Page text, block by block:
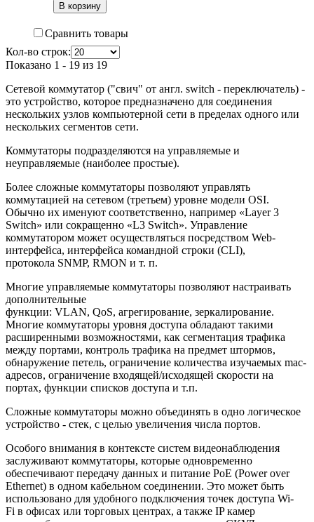
Сравнить товары
Кол-во строк:
Показано 1 - 19 из 19
Сетевой коммутатор ("свич" от англ. switch - переключатель) -
это устройство, которое предназначено для соединения
нескольких узлов компьютерной сети в пределах одного или
нескольких сегментов сети.
Коммутаторы подразделяются на управляемые и
неуправляемые (наиболее простые).
Более сложные коммутаторы позволяют управлять
коммутацией на сетевом (третьем) уровне модели OSI.
Обычно их именуют соответственно, например «Layer 3
Switch» или сокращенно «L3 Switch». Управление
коммутатором может осуществляться посредством Web-
интерфейса, интерфейса командной строки (CLI),
протокола SNMP, RMON и т. п.
Многие управляемые коммутаторы позволяют настраивать
дополнительные
функции: VLAN, QoS, агрегирование, зеркалирование.
Многие коммутаторы уровня доступа обладают такими
расширенными возможностями, как сегментация трафика
между портами, контроль трафика на предмет штормов,
обнаружение петель, ограничение количества изучаемых mac-
адресов, ограничение входящей/исходящей скорости на
портах, функции списков доступа и т.п.
Сложные коммутаторы можно объединять в одно логическое
устройство - стек, с целью увеличения числа портов.
Особого внимания в контексте систем видеонаблюдения
заслуживают коммутаторы, которые одновременно
обеспечивают передачу данных и питание PoЕ (Power over
Ethernet) в одном кабельном соединении. Это может быть
использовано для удобного подключения точек доступа Wi-
Fi в офисах или торговых центрах, а также IP камер